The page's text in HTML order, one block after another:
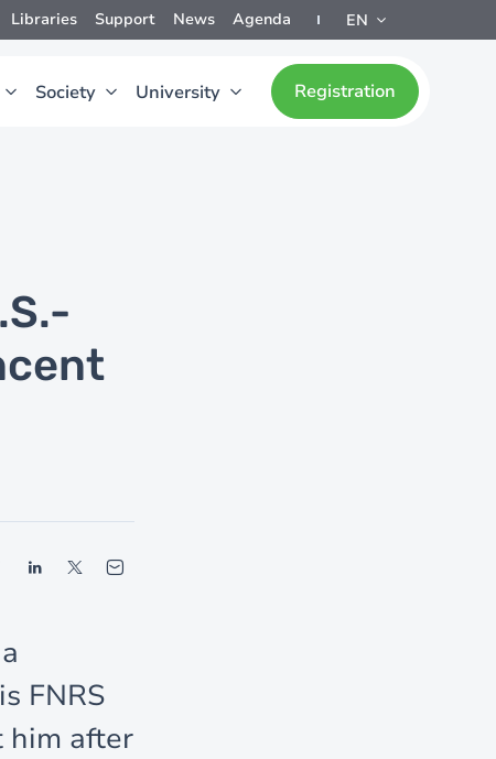
Libraries Support News Agenda EN
Society University Registration
FNRS
him after